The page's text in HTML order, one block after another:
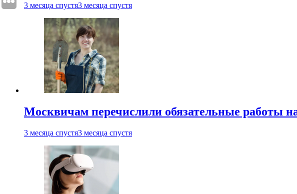
3 месяца спустя3 месяца спустя
Москвичам перечислили обязательные работы
3 месяца спустя3 месяца спустя